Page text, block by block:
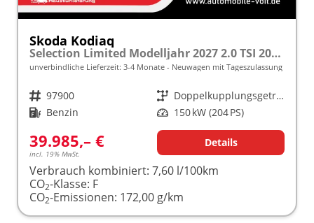
Skoda Kodiaq
Selection Limited Modelljahr 2027 2.0 TSI 204 PS DSG 4x4 5 J. Garantie/AHK/NAVI/SHZ/KAMERA/LED frei konfigurierbar!
unverbindliche Lieferzeit: 3-4 Monate Neuwagen mit Tageszulassung
Fahrzeugnr. 97900 Getriebe
Doppelkupplungsgetriebe (DSG)
Kraftstoff Benzin Leistung 150 kW (204 PS)
39.985,– €
incl. 19% MwSt.
Details
Verbrauch kombiniert: 7,60 l/100km
CO2-Klasse: F
CO2-Emissionen: 172,00 g/km